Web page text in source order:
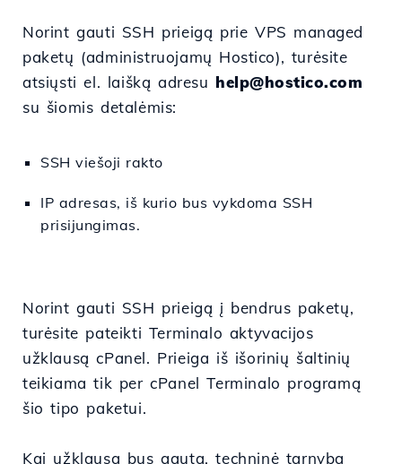
Norint gauti SSH prieigą prie VPS managed
paketų (administruojamų Hostico), turėsite
atsiųsti el. laišką adresu help@hostico.com
su šiomis detalėmis:
SSH viešoji rakto
IP adresas, iš kurio bus vykdoma SSH
prisijungimas.
Norint gauti SSH prieigą į bendrus paketų,
turėsite pateikti Terminalo aktyvacijos
užklausą cPanel. Prieiga iš išorinių šaltinių
teikiama tik per cPanel Terminalo programą
šio tipo paketui.
Kai užklausa bus gauta, techninė tarnyba